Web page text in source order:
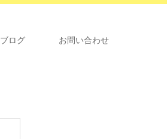
ブログ お問い合わせ